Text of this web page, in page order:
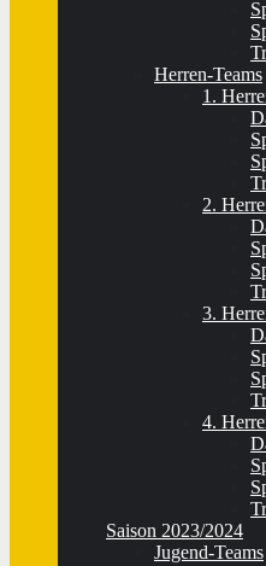
Herren-Teams
1.
2.
3.
4.
Saison 2023/2024
Jugend-Teams